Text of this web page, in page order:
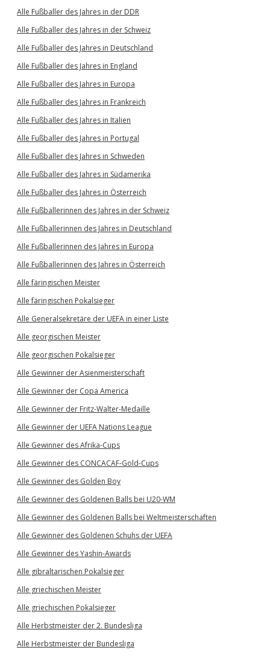
Alle Fußballer des Jahres in der DDR
Alle Fußballer des Jahres in der Schweiz
Alle Fußballer des Jahres in Deutschland
Alle Fußballer des Jahres in England
Alle Fußballer des Jahres in Europa
Alle Fußballer des Jahres in Frankreich
Alle Fußballer des Jahres in Italien
Alle Fußballer des Jahres in Portugal
Alle Fußballer des Jahres in Schweden
Alle Fußballer des Jahres in Südamerika
Alle Fußballer des Jahres in Österreich
Alle Fußballerinnen des Jahres in der Schweiz
Alle Fußballerinnen des Jahres in Deutschland
Alle Fußballerinnen des Jahres in Europa
Alle Fußballerinnen des Jahres in Österreich
Alle färingischen Meister
Alle färingischen Pokalsieger
Alle Generalsekretäre der UEFA in einer Liste
Alle georgischen Meister
Alle georgischen Pokalsieger
Alle Gewinner der Asienmeisterschaft
Alle Gewinner der Copa America
Alle Gewinner der Fritz-Walter-Medaille
Alle Gewinner der UEFA Nations League
Alle Gewinner des Afrika-Cups
Alle Gewinner des CONCACAF-Gold-Cups
Alle Gewinner des Golden Boy
Alle Gewinner des Goldenen Balls bei U20-WM
Alle Gewinner des Goldenen Balls bei Weltmeisterschaften
Alle Gewinner des Goldenen Schuhs der UEFA
Alle Gewinner des Yashin-Awards
Alle gibraltarischen Pokalsieger
Alle griechischen Meister
Alle griechischen Pokalsieger
Alle Herbstmeister der 2. Bundesliga
Alle Herbstmeister der Bundesliga